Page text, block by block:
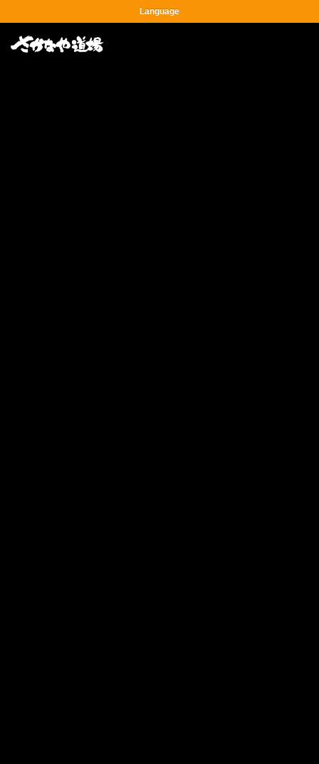
Language